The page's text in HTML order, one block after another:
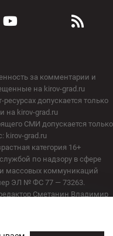
за комментарии и
на kirov-grad.ru
допускается только
на kirov-grad.ru
СМИ допускается только
kirov-grad.ru
категория 16+
по надзору в сфере
массовых коммуникаций
ЭЛ № ФС 77 — 73263.
Сметанин Владимир
г. Киров, ул. Московская, д.